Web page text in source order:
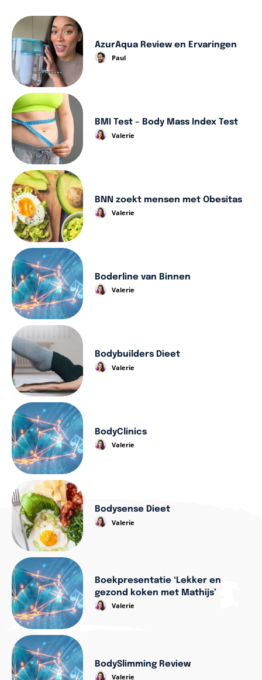
AzurAqua Review en Ervaringen
Paul
BMI Test – Body Mass Index Test
Valerie
BNN zoekt mensen met Obesitas
Valerie
Boderline van Binnen
Valerie
Bodybuilders Dieet
Valerie
BodyClinics
Valerie
Bodysense Dieet
Valerie
Boekpresentatie ‘Lekker en
gezond koken met Mathijs’
Valerie
BodySlimming Review
Valerie